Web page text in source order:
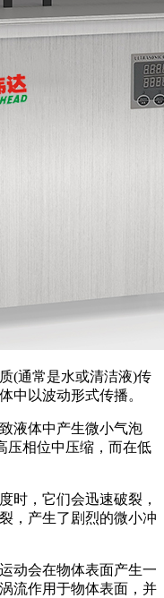
(通常是水或清洁液)传
中以波动形式传播。
液体中产生微小气泡
压相位中压缩，而在低
时，它们会迅速破裂，
，产生了剧烈的微小冲
动会在物体表面产生一
流作用于物体表面，并